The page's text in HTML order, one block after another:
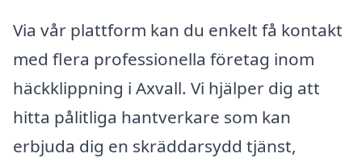
Via vår plattform kan du enkelt få kontakt
med flera professionella företag inom
häckklippning i Axvall. Vi hjälper dig att
hitta pålitliga hantverkare som kan
erbjuda dig en skräddarsydd tjänst,